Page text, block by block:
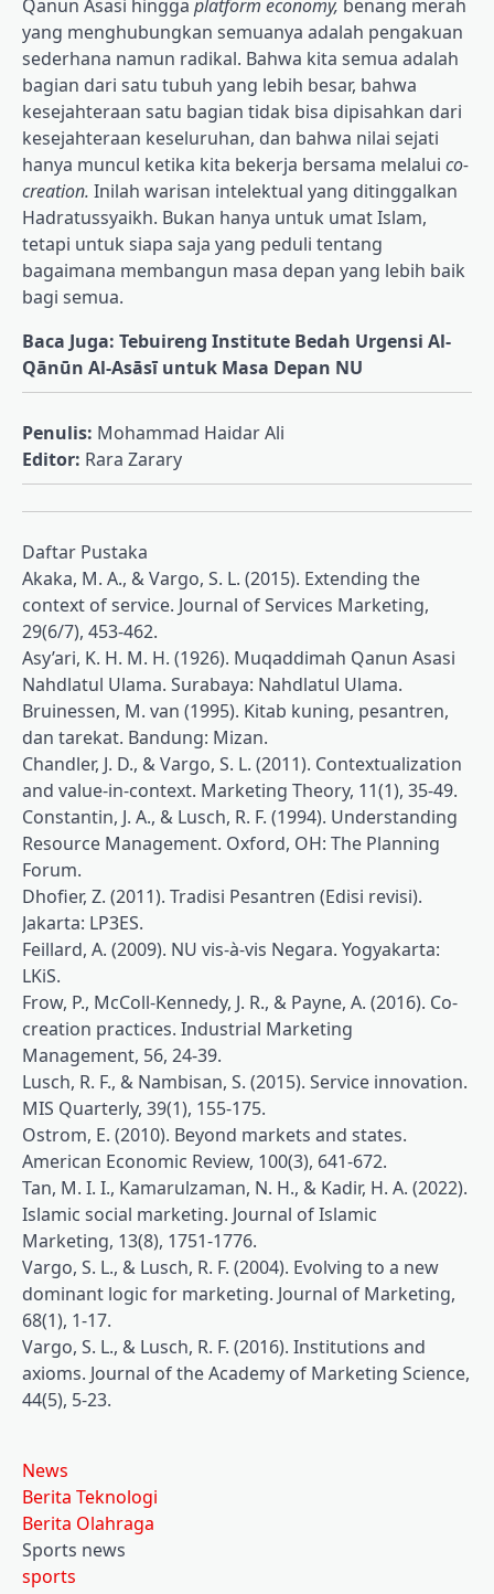
Qanun Asasi hingga platform economy, benang merah
yang menghubungkan semuanya adalah pengakuan
sederhana namun radikal. Bahwa kita semua adalah
bagian dari satu tubuh yang lebih besar, bahwa
kesejahteraan satu bagian tidak bisa dipisahkan dari
kesejahteraan keseluruhan, dan bahwa nilai sejati
hanya muncul ketika kita bekerja bersama melalui co-
creation. Inilah warisan intelektual yang ditinggalkan
Hadratussyaikh. Bukan hanya untuk umat Islam,
tetapi untuk siapa saja yang peduli tentang
bagaimana membangun masa depan yang lebih baik
bagi semua.
Baca Juga: Tebuireng Institute Bedah Urgensi Al-
Qānūn Al-Asāsī untuk Masa Depan NU
Penulis: Mohammad Haidar Ali
Editor: Rara Zarary
Daftar Pustaka
Akaka, M. A., & Vargo, S. L. (2015). Extending the
context of service. Journal of Services Marketing,
29(6/7), 453-462.
Asy’ari, K. H. M. H. (1926). Muqaddimah Qanun Asasi
Nahdlatul Ulama. Surabaya: Nahdlatul Ulama.
Bruinessen, M. van (1995). Kitab kuning, pesantren,
dan tarekat. Bandung: Mizan.
Chandler, J. D., & Vargo, S. L. (2011). Contextualization
and value-in-context. Marketing Theory, 11(1), 35-49.
Constantin, J. A., & Lusch, R. F. (1994). Understanding
Resource Management. Oxford, OH: The Planning
Forum.
Dhofier, Z. (2011). Tradisi Pesantren (Edisi revisi).
Jakarta: LP3ES.
Feillard, A. (2009). NU vis-à-vis Negara. Yogyakarta:
LKiS.
Frow, P., McColl-Kennedy, J. R., & Payne, A. (2016). Co-
creation practices. Industrial Marketing
Management, 56, 24-39.
Lusch, R. F., & Nambisan, S. (2015). Service innovation.
MIS Quarterly, 39(1), 155-175.
Ostrom, E. (2010). Beyond markets and states.
American Economic Review, 100(3), 641-672.
Tan, M. I. I., Kamarulzaman, N. H., & Kadir, H. A. (2022).
Islamic social marketing. Journal of Islamic
Marketing, 13(8), 1751-1776.
Vargo, S. L., & Lusch, R. F. (2004). Evolving to a new
dominant logic for marketing. Journal of Marketing,
68(1), 1-17.
Vargo, S. L., & Lusch, R. F. (2016). Institutions and
axioms. Journal of the Academy of Marketing Science,
44(5), 5-23.
News
Berita Teknologi
Berita Olahraga
Sports news
sports